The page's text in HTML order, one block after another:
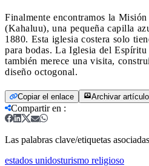
Finalmente encontramos la
(Kahaluu), una pequeña capilla
1880. Esta iglesia costera solo
para bodas. La Iglesia del
también merece una visita,
diseño octogonal.
Copiar el enlace Archivar artículo
Compartir en :
Las palabras clave/etiquetas
estados unidosturismo religioso